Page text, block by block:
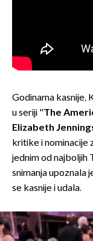
Godinama kasnije,
u seriji "The
Elizabeth
kritike i nominacije
jednim od najboljih
snimanja upoznala
se kasnije i udala.